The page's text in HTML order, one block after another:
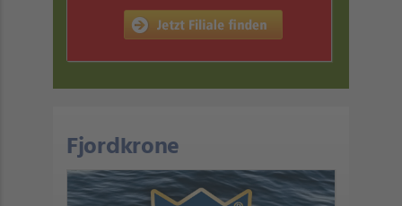
Fjordkrone